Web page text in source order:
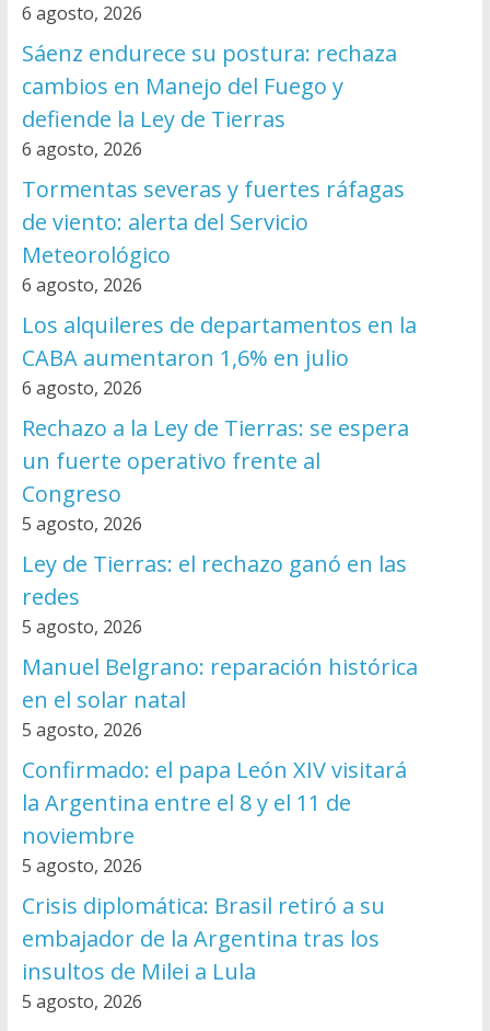
6 agosto, 2026
Sáenz endurece su postura: rechaza
cambios en Manejo del Fuego y
defiende la Ley de Tierras
6 agosto, 2026
Tormentas severas y fuertes ráfagas
de viento: alerta del Servicio
Meteorológico
6 agosto, 2026
Los alquileres de departamentos en la
CABA aumentaron 1,6% en julio
6 agosto, 2026
Rechazo a la Ley de Tierras: se espera
un fuerte operativo frente al
Congreso
5 agosto, 2026
Ley de Tierras: el rechazo ganó en las
redes
5 agosto, 2026
Manuel Belgrano: reparación histórica
en el solar natal
5 agosto, 2026
Confirmado: el papa León XIV visitará
la Argentina entre el 8 y el 11 de
noviembre
5 agosto, 2026
Crisis diplomática: Brasil retiró a su
embajador de la Argentina tras los
insultos de Milei a Lula
5 agosto, 2026